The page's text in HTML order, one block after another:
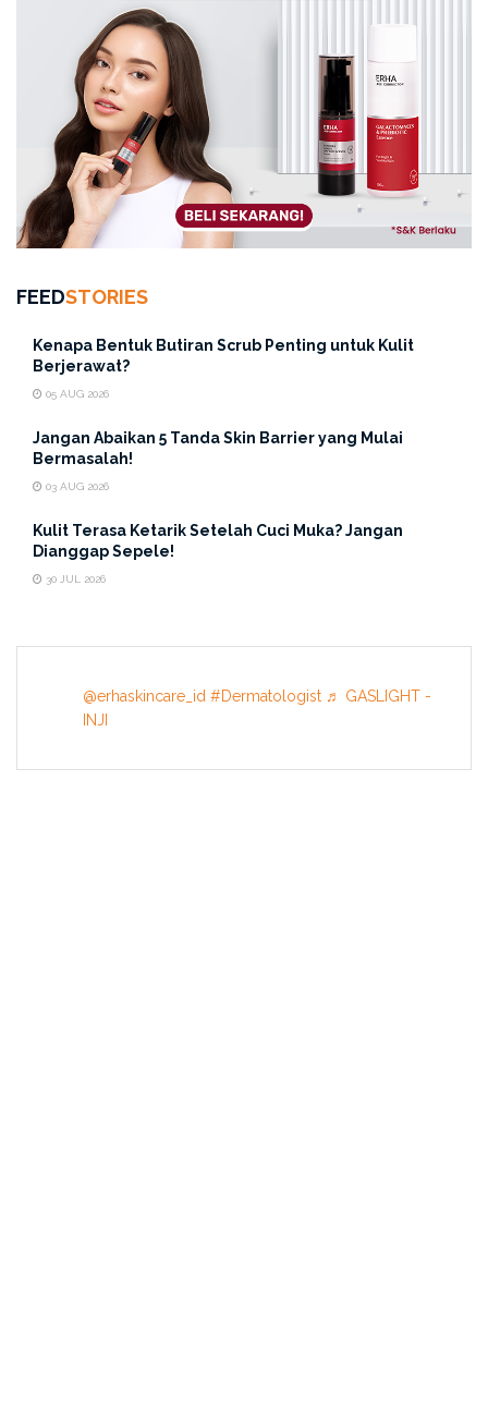
FEEDSTORIES
Kenapa Bentuk Butiran Scrub Penting untuk Kulit
Berjerawat?
05 AUG 2026
Jangan Abaikan 5 Tanda Skin Barrier yang Mulai
Bermasalah!
03 AUG 2026
Kulit Terasa Ketarik Setelah Cuci Muka? Jangan
Dianggap Sepele!
30 JUL 2026
@erhaskincare_id #Dermatologist ♬ GASLIGHT -
INJI